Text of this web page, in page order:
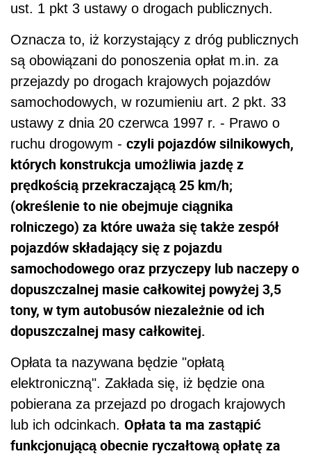
ust. 1 pkt 3 ustawy o drogach publicznych.
Oznacza to, iż korzystający z dróg publicznych
są obowiązani do ponoszenia opłat m.in. za
przejazdy po drogach krajowych pojazdów
samochodowych, w rozumieniu art. 2 pkt. 33
ustawy z dnia 20 czerwca 1997 r. - Prawo o
ruchu drogowym - czyli pojazdów silnikowych,
których konstrukcja umożliwia jazdę z
prędkością przekraczającą 25 km/h;
(określenie to nie obejmuje ciągnika
rolniczego) za które uważa się także zespół
pojazdów składający się z pojazdu
samochodowego oraz przyczepy lub naczepy o
dopuszczalnej masie całkowitej powyżej 3,5
tony, w tym autobusów niezależnie od ich
dopuszczalnej masy całkowitej.
Opłata ta nazywana będzie "opłatą
elektroniczną". Zakłada się, iż będzie ona
pobierana za przejazd po drogach krajowych
lub ich odcinkach. Opłata ta ma zastąpić
funkcjonującą obecnie ryczałtową opłatę za